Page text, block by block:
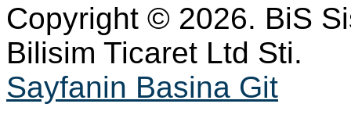
Copyright © 2026. BiS
Bilisim Ticaret Ltd Sti.
Sayfanin Basina Git